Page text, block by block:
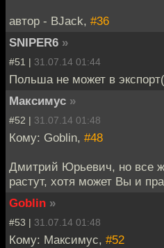
автор - BJack, #36
SNIPER6 »
#51 | 31.07.14 01:44
Польша не может в
Максимус »
#52 | 31.07.14 01:48
Кому: Goblin, #48
Дмитрий Юрьевич, но все
растут, хотя может Вы и
Goblin »
#53 | 31.07.14 01:48
Кому: Максимус, #52